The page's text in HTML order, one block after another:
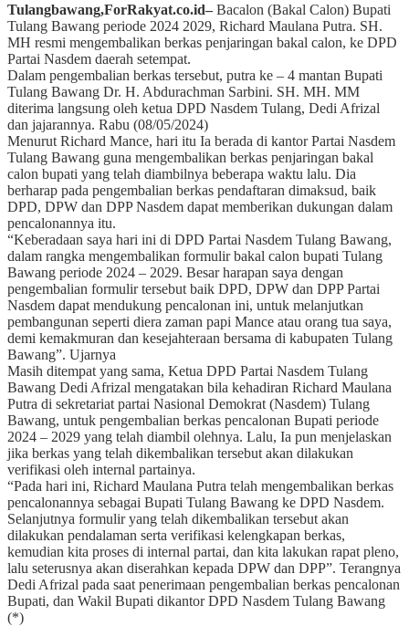
Tulangbawang,ForRakyat.co.id– Bacalon (Bakal Calon) Bupati
Tulang Bawang periode 2024 2029, Richard Maulana Putra. SH.
MH resmi mengembalikan berkas penjaringan bakal calon, ke DPD
Partai Nasdem daerah setempat.
Dalam pengembalian berkas tersebut, putra ke – 4 mantan Bupati
Tulang Bawang Dr. H. Abdurachman Sarbini. SH. MH. MM
diterima langsung oleh ketua DPD Nasdem Tulang, Dedi Afrizal
dan jajarannya. Rabu (08/05/2024)
Menurut Richard Mance, hari itu Ia berada di kantor Partai Nasdem
Tulang Bawang guna mengembalikan berkas penjaringan bakal
calon bupati yang telah diambilnya beberapa waktu lalu. Dia
berharap pada pengembalian berkas pendaftaran dimaksud, baik
DPD, DPW dan DPP Nasdem dapat memberikan dukungan dalam
pencalonannya itu.
“Keberadaan saya hari ini di DPD Partai Nasdem Tulang Bawang,
dalam rangka mengembalikan formulir bakal calon bupati Tulang
Bawang periode 2024 – 2029. Besar harapan saya dengan
pengembalian formulir tersebut baik DPD, DPW dan DPP Partai
Nasdem dapat mendukung pencalonan ini, untuk melanjutkan
pembangunan seperti diera zaman papi Mance atau orang tua saya,
demi kemakmuran dan kesejahteraan bersama di kabupaten Tulang
Bawang”. Ujarnya
Masih ditempat yang sama, Ketua DPD Partai Nasdem Tulang
Bawang Dedi Afrizal mengatakan bila kehadiran Richard Maulana
Putra di sekretariat partai Nasional Demokrat (Nasdem) Tulang
Bawang, untuk pengembalian berkas pencalonan Bupati periode
2024 – 2029 yang telah diambil olehnya. Lalu, Ia pun menjelaskan
jika berkas yang telah dikembalikan tersebut akan dilakukan
verifikasi oleh internal partainya.
“Pada hari ini, Richard Maulana Putra telah mengembalikan berkas
pencalonannya sebagai Bupati Tulang Bawang ke DPD Nasdem.
Selanjutnya formulir yang telah dikembalikan tersebut akan
dilakukan pendalaman serta verifikasi kelengkapan berkas,
kemudian kita proses di internal partai, dan kita lakukan rapat pleno,
lalu seterusnya akan diserahkan kepada DPW dan DPP”. Terangnya
Dedi Afrizal pada saat penerimaan pengembalian berkas pencalonan
Bupati, dan Wakil Bupati dikantor DPD Nasdem Tulang Bawang
(*)